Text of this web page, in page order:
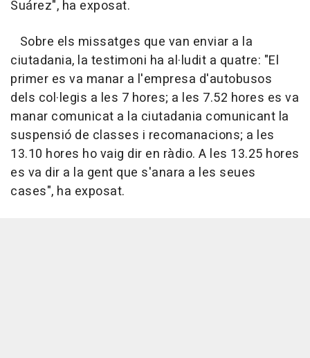
Suárez", ha exposat.
Sobre els missatges que van enviar a la
ciutadania, la testimoni ha al·ludit a quatre: "El
primer es va manar a l'empresa d'autobusos
dels col·legis a les 7 hores; a les 7.52 hores es va
manar comunicat a la ciutadania comunicant la
suspensió de classes i recomanacions; a les
13.10 hores ho vaig dir en ràdio. A les 13.25 hores
es va dir a la gent que s'anara a les seues
cases", ha exposat.